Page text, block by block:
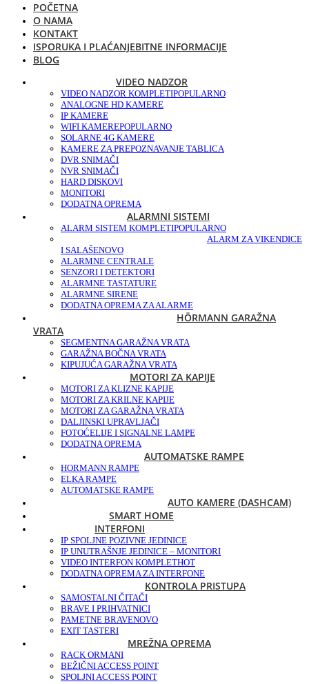
POČETNA
O NAMA
KONTAKT
ISPORUKA I PLAĆANJEBITNE INFORMACIJE
BLOG
VIDEO NADZOR
VIDEO NADZOR KOMPLETIPOPULARNO
ANALOGNE HD KAMERE
IP KAMERE
WIFI KAMEREPOPULARNO
SOLARNE 4G KAMERE
KAMERE ZA PREPOZNAVANJE TABLICA
DVR SNIMAČI
NVR SNIMAČI
HARD DISKOVI
MONITORI
DODATNA OPREMA
ALARMNI SISTEMI
ALARM SISTEM KOMPLETIPOPULARNO
ALARM ZA VIKENDICE
I SALAŠENOVO
ALARMNE CENTRALE
SENZORI I DETEKTORI
ALARMNE TASTATURE
ALARMNE SIRENE
DODATNA OPREMA ZA ALARME
HÖRMANN GARAŽNA
VRATA
SEGMENTNA GARAŽNA VRATA
GARAŽNA BOČNA VRATA
KIPUJUĆA GARAŽNA VRATA
MOTORI ZA KAPIJE
MOTORI ZA KLIZNE KAPIJE
MOTORI ZA KRILNE KAPIJE
MOTORI ZA GARAŽNA VRATA
DALJINSKI UPRAVLJAČI
FOTOĆELIJE I SIGNALNE LAMPE
DODATNA OPREMA
AUTOMATSKE RAMPE
HORMANN RAMPE
ELKA RAMPE
AUTOMATSKE RAMPE
AUTO KAMERE (DASHCAM)
SMART HOME
INTERFONI
IP SPOLJNE POZIVNE JEDINICE
IP UNUTRAŠNJE JEDINICE – MONITORI
VIDEO INTERFON KOMPLETHOT
DODATNA OPREMA ZA INTERFONE
KONTROLA PRISTUPA
SAMOSTALNI ČITAČI
BRAVE I PRIHVATNICI
PAMETNE BRAVENOVO
EXIT TASTERI
MREŽNA OPREMA
RACK ORMANI
BEŽIČNI ACCESS POINT
SPOLJNI ACCESS POINT